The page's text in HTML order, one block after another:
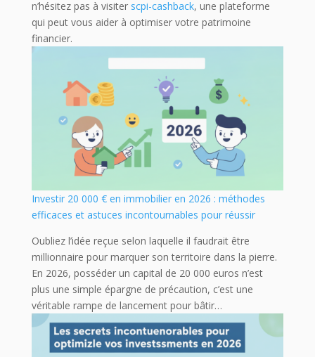
n’hésitez pas à visiter scpi-cashback, une plateforme
qui peut vous aider à optimiser votre patrimoine
financier.
Investir 20 000 € en immobilier en 2026 : méthodes
efficaces et astuces incontournables pour réussir
Oubliez l’idée reçue selon laquelle il faudrait être
millionnaire pour marquer son territoire dans la pierre.
En 2026, posséder un capital de 20 000 euros n’est
plus une simple épargne de précaution, c’est une
véritable rampe de lancement pour bâtir…